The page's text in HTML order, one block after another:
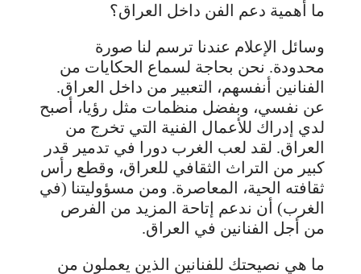
ما أهمية دعم الفن داخل العراق؟
وسائل الإعلام عندنا ترسم لنا صورة
محدودة. نحن بحاجة لسماع الحكايات من
الفنانين أنفسهم، التعبير من داخل العراق.
عن نفسي، وبفضل منظمات مثل رؤيا، أصبح
لدي إدراك للأعمال الفنية التي تخرج من
العراق. لقد لعب الغرب دورا في تدمير قدر
كبير من التراث الثقافي للعراق، وقطع رأس
ثقافته الحية، المعاصرة. ومن مسؤوليتنا (في
الغرب) أن ندعم إتاحة المزيد من الفرص
من أجل الفنانين في العراق.
ما هي نصيحتك للفنانين الذين يعملون من